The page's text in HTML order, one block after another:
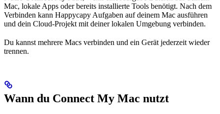
Mac, lokale Apps oder bereits installierte Tools benötigt. Nach dem
Verbinden kann Happycapy Aufgaben auf deinem Mac ausführen
und dein Cloud-Projekt mit deiner lokalen Umgebung verbinden.
Du kannst mehrere Macs verbinden und ein Gerät jederzeit wieder
trennen.
Wann du Connect My Mac nutzt